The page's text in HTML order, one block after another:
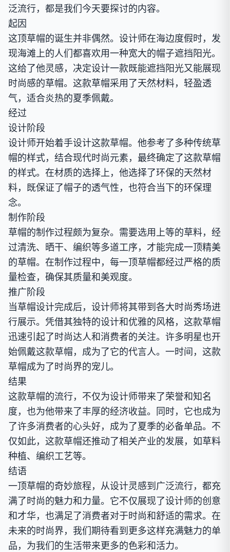
泛流行，都是我们今天要探讨的内容。
起因
这顶草帽的诞生并非偶然。设计师在海边度假时，发
现海滩上的人们都喜欢用一种宽大的帽子遮挡阳光。
这给了他灵感，决定设计一款既能遮挡阳光又能展现
时尚感的草帽。这款草帽采用了天然材料，轻盈透
气，适合炎热的夏季佩戴。
经过
设计阶段
设计师开始着手设计这款草帽。他参考了多种传统草
帽的样式，结合现代时尚元素，最终确定了这款草帽
的样式。在材质的选择上，他选择了环保的天然材
料，既保证了帽子的透气性，也符合当下的环保理
念。
制作阶段
草帽的制作过程颇为复杂。需要选用上等的草料，经
过清洗、晒干、编织等多道工序，才能完成一顶精美
的草帽。在制作过程中，每一顶草帽都经过严格的质
量检查，确保其质量和美观度。
推广阶段
当草帽设计完成后，设计师将其带到各大时尚秀场进
行展示。凭借其独特的设计和优雅的风格，这款草帽
迅速引起了时尚达人和消费者的关注。许多明星也开
始佩戴这款草帽，成为了它的代言人。一时间，这款
草帽成为了时尚界的宠儿。
结果
这款草帽的流行，不仅为设计师带来了荣誉和知名
度，也为他带来了丰厚的经济收益。同时，它也成为
了许多消费者的心头好，成为了夏季的必备单品。不
仅如此，这款草帽还推动了相关产业的发展，如草料
种植、编织工艺等。
结语
一顶草帽的奇妙旅程，从设计灵感到广泛流行，都充
满了时尚的魅力和力量。它不仅展现了设计师的创意
和才华，也满足了消费者对于时尚和舒适的需求。在
未来的时尚界，我们期待看到更多这样充满魅力的单
品，为我们的生活带来更多的色彩和活力。